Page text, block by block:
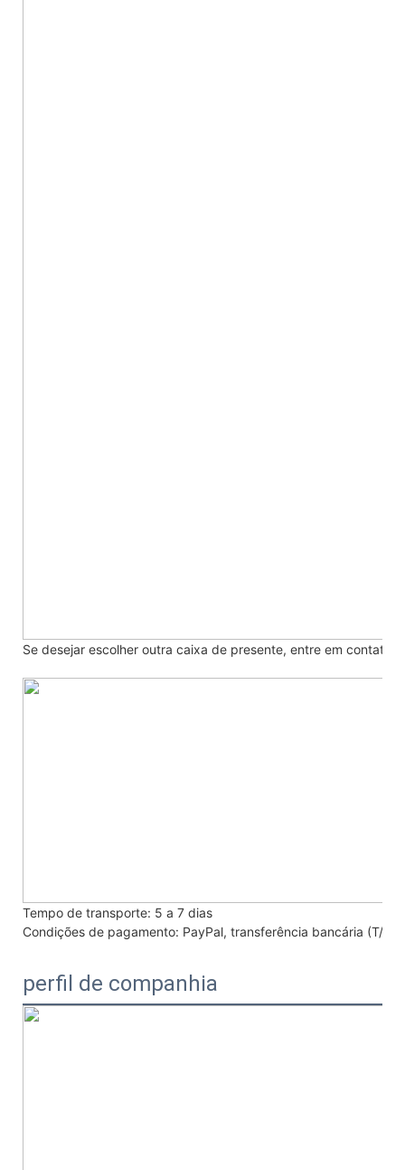
Se desejar escolher outra caixa de presente, entre em contato
Tempo de transporte: 5 a 7 dias
Condições de pagamento: PayPal, transferência bancária (T/T),
perfil de companhia